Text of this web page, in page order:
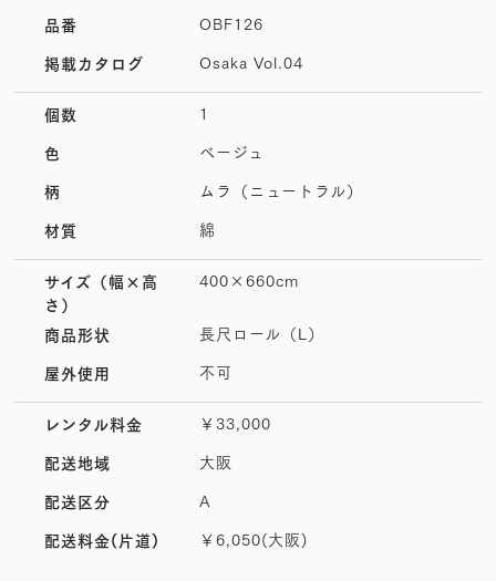
品番 OBF126
掲載カタログ Osaka Vol.04
個数 1
色 ベージュ
柄 ムラ（ニュートラル）
材質 綿
サイズ （幅×高
さ）
400×660cm
商品形状 長尺ロール（L）
屋外使用 不可
レンタル料金 ￥33,000
配送地域 大阪
配送区分 A
配送料金(片道) ￥6,050(大阪)